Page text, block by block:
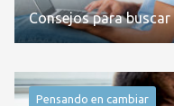
Consejos para
Pensando en cambiar